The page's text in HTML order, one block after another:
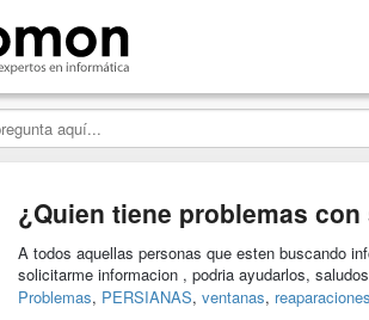
¿Quien tiene problemas
A todos aquellas personas que esten buscando
solicitarme informacion , podria ayudarlos, saludos
Problemas, PERSIANAS, ventanas, reaparaciones